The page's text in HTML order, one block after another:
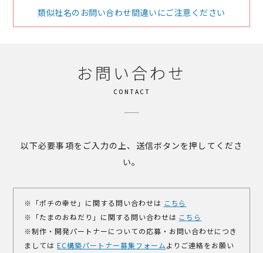
類似社名のお問い合わせ間違いにご注意ください
お問い合わせ
CONTACT
以下必要事項をご入力の上、送信ボタンを押してくださ
い。
※「ポチの幸せ」に関する問い合わせは こちら
※「たまのおねだり」に関する問い合わせは こちら
※制作・開発パートナーについての応募・お問い合わせにつき
ましてはEC構築パートナー募集フォームよりご連絡をお願い